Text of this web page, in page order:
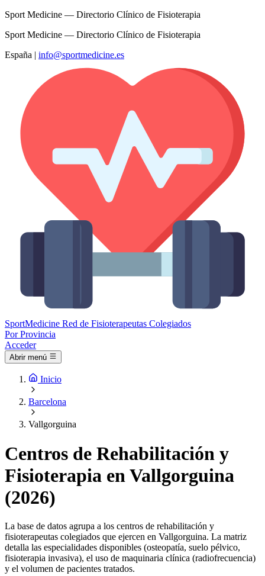
Sport Medicine — Directorio Clínico de Fisioterapia
Sport Medicine — Directorio Clínico de Fisioterapia
España | info@sportmedicine.es
SportMedicine Red de Fisioterapeutas Colegiados
Por Provincia
Acceder
Abrir menú
Inicio
Barcelona
Vallgorguina
Centros de Rehabilitación y
Fisioterapia en Vallgorguina
(2026)
La base de datos agrupa a los centros de rehabilitación y
fisioterapeutas colegiados que ejercen en Vallgorguina. La matriz
detalla las especialidades disponibles (osteopatía, suelo pélvico,
fisioterapia invasiva), el uso de maquinaria clínica (radiofrecuencia)
y el volumen de pacientes tratados.